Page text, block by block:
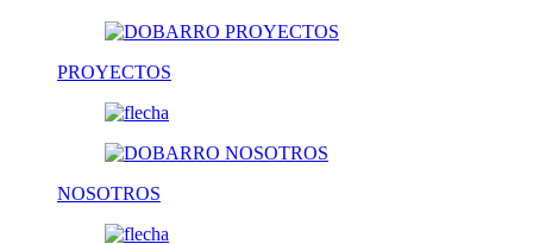
PROYECTOS
NOSOTROS